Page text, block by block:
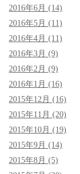
2016年6月 (14)
2016年5月 (11)
2016年4月 (11)
2016年3月 (9)
2016年2月 (9)
2016年1月 (16)
2015年12月 (16)
2015年11月 (20)
2015年10月 (19)
2015年9月 (14)
2015年8月 (5)